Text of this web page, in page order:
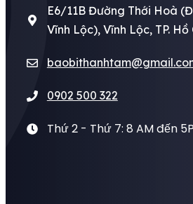
E6/11B Đường Thới Hoà
Vĩnh Lộc), Vĩnh Lộc, TP. Hồ
0902 500 322
Thứ 2 - Thứ 7: 8 AM đến